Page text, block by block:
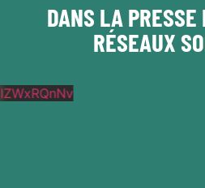
DANS LA PRESSE
RÉSEAUX